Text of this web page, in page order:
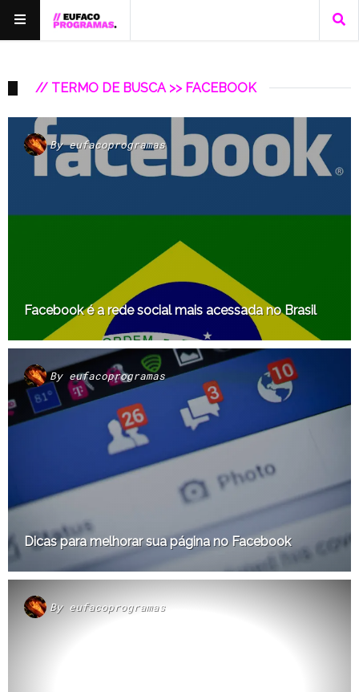
// TERMO DE BUSCA >> FACEBOOK
Byeufacoprogramas
Facebook é a rede social mais acessada no Brasil
By eufacoprogramas
Dicas para melhorar sua página no Facebook
By eufacoprogramas